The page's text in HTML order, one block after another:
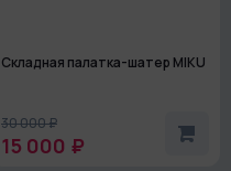
Складная палатка-шатер MIKU
30 000 ₽
15 000 ₽